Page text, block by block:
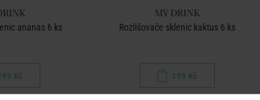
ananas 6 ks
Kč
MY DRINK
Rozlišovače sklenic kaktus 6 ks
199 Kč